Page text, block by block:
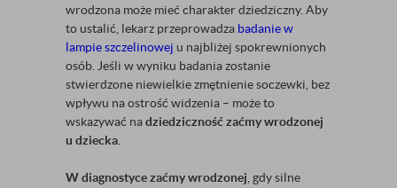
wrodzona może mieć charakter dziedziczny. Aby
to ustalić, lekarz przeprowadza badanie w
lampie szczelinowej u najbliżej spokrewnionych
osób. Jeśli w wyniku badania zostanie
stwierdzone niewielkie zmętnienie soczewki, bez
wpływu na ostrość widzenia – może to
wskazywać nadziedziczność zaćmy wrodzonej
u dziecka.
W diagnostyce zaćmy wrodzonej, gdy silne